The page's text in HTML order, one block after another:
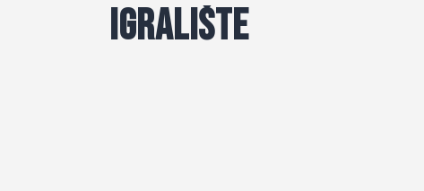
Igralište